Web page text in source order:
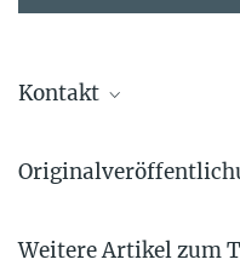
Kontakt
Direktor
sekhertwig@...
Deliberate Ignorance:
Weitere Artikel zum